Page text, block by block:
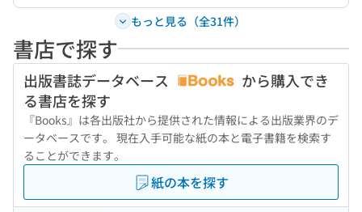
もっと見る（全31件）
書店で探す
出版書誌データベース
から購入でき
る書店を探す
『Books』は各出版社から提供された情報による出版業界のデ
ータベースです。 現在入手可能な紙の本と電子書籍を検索す
ることができます。
紙の本を探す